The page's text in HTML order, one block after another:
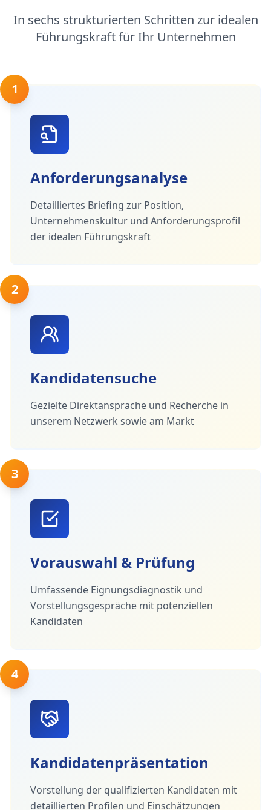
In sechs strukturierten Schritten zur idealen
Führungskraft für Ihr Unternehmen
1
Anforderungsanalyse
Detailliertes Briefing zur Position,
Unternehmenskultur und Anforderungsprofil
der idealen Führungskraft
2
Kandidatensuche
Gezielte Direktansprache und Recherche in
unserem Netzwerk sowie am Markt
3
Vorauswahl & Prüfung
Umfassende Eignungsdiagnostik und
Vorstellungsgespräche mit potenziellen
Kandidaten
4
Kandidatenpräsentation
Vorstellung der qualifizierten Kandidaten mit
detaillierten Profilen und Einschätzungen